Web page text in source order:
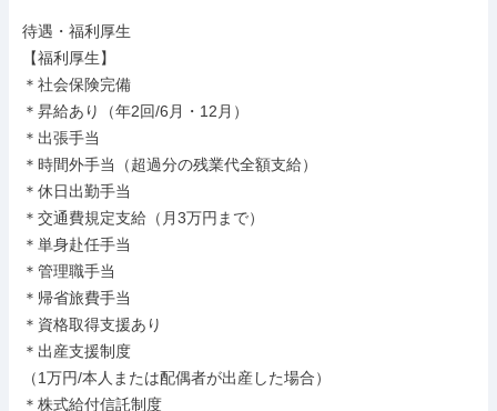
待遇・福利厚生
【福利厚生】
＊社会保険完備
＊昇給あり（年2回/6月・12月）
＊出張手当
＊時間外手当（超過分の残業代全額支給）
＊休日出勤手当
＊交通費規定支給（月3万円まで）
＊単身赴任手当
＊管理職手当
＊帰省旅費手当
＊資格取得支援あり
＊出産支援制度
（1万円/本人または配偶者が出産した場合）
＊株式給付信託制度